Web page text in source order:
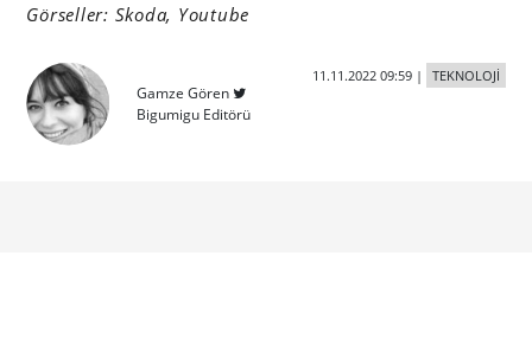
Görseller: Skoda, Youtube
Gamze Gören
Bigumigu Editörü
11.11.2022 09:59| TEKNOLOJİ